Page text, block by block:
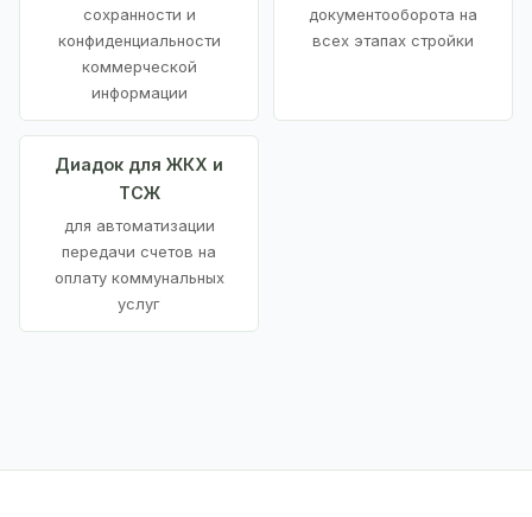
сохранности и
конфиденциальности
коммерческой
информации
документооборота на
всех этапах стройки
Диадок для ЖКХ и
ТСЖ
для автоматизации
передачи счетов на
оплату коммунальных
услуг